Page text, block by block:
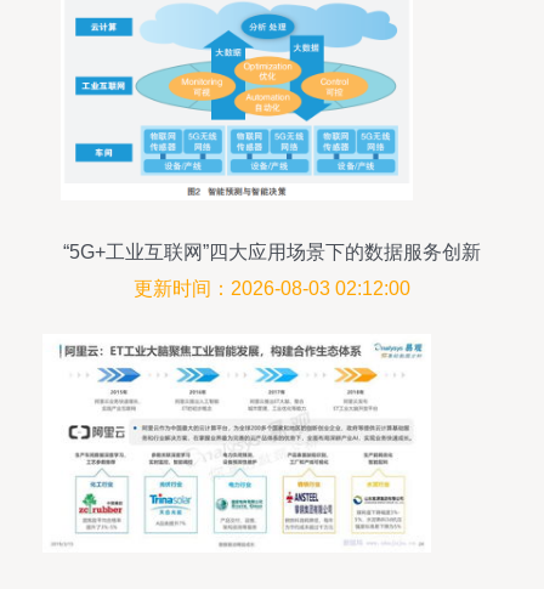
“5G+工业互联网”四大应用场景下的数据服务创新
更新时间：2026-08-03 02:12:00